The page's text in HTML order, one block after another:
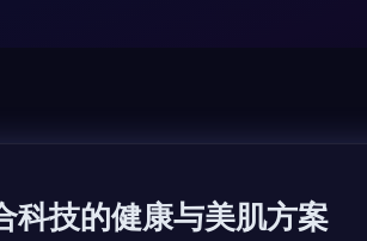
科技的健康与美肌方案